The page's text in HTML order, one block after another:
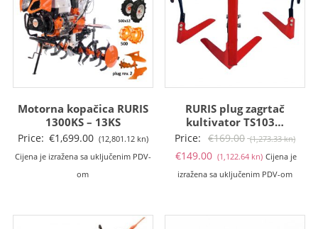
Motorna kopačica RURIS
1300KS – 13KS
Price: €1,699.00 (12,801.12 kn)
Cijena je izražena sa uključenim PDV-
om
RURIS plug zagrtač
kultivator TS103…
Price: €169.00 (1,273.33 kn)
€149.00 (1,122.64 kn)Trenutna
cijena
Cijena je
izražena sa uključenim PDV-om